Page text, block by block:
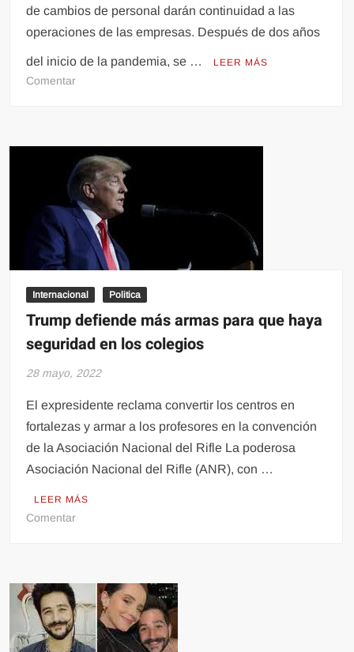
de cambios de personal darán continuidad a las
operaciones de las empresas. Después de dos años
del inicio de la pandemia, se … LEER MÁS
Comentaren
internacional
necesarias
para
empresas
mexicanas
Internacional Politica
Trump defiende más armas para que haya
seguridad en los colegios
28 mayo, 2022
El expresidente reclama convertir los centros en
fortalezas y armar a los profesores en la convención
de la Asociación Nacional del Rifle La poderosa
Asociación Nacional del Rifle (ANR), con …
LEER MÁS
Comentaren
armas
para
que
haya